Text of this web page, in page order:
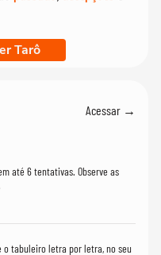
Tarô
Acessar →
até 6 tentativas. Observe as
tabuleiro letra por letra, no seu